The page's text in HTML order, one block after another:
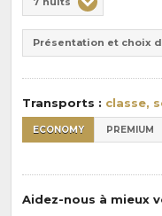
de
pension
:
Durée
Présentation et choix
Transports : classe,
ECONOMY PREMIUM
Aidez-nous à mieux